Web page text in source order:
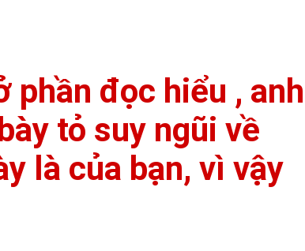
phần đọc hiểu , anh
tỏ suy ngũi về
là của bạn, vì vậy